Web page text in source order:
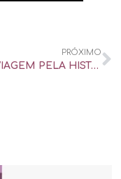
PRÓXIMO
UMA VIAGEM PELA HISTÓRIA DO CLITÓRIS: ATÉ COLOMBO DESCOBRIU O PRAZER NELE! – UOL UNIVERSA